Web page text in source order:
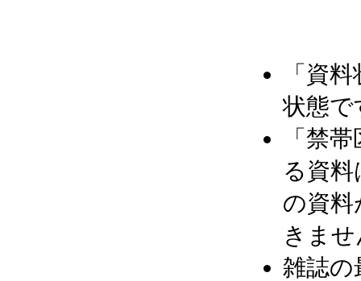
「資
状態で
「禁
る資
の資料
きま
雑誌の